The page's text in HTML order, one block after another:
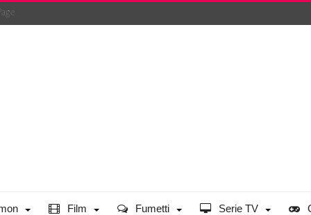
Film Fumetti Serie TV